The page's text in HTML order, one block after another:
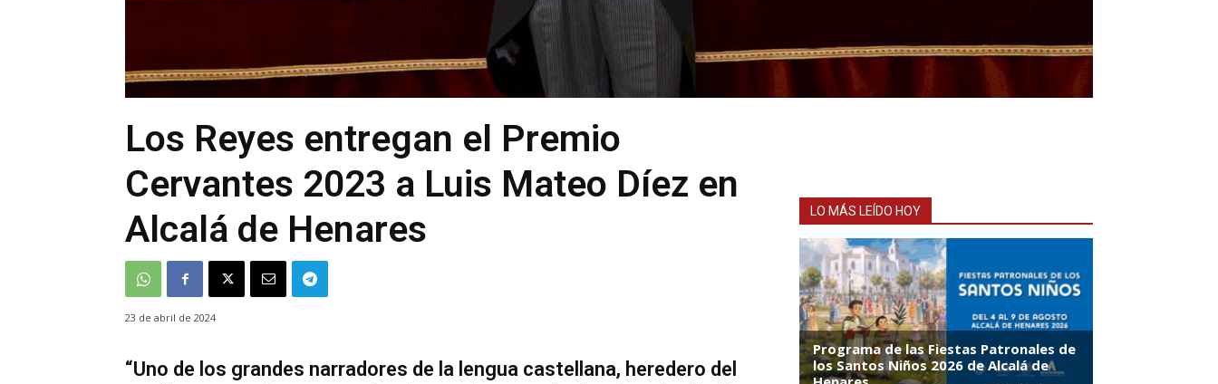
Los Reyes entregan el Premio
Cervantes 2023 a Luis Mateo Díez en
Alcalá de Henares
23 de abril de 2024
“Uno de los grandes narradores de la lengua castellana, heredero del
LO MÁS LEÍDO HOY